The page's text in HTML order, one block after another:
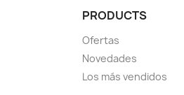
PRODUCTS
Ofertas
Novedades
Los más vendidos